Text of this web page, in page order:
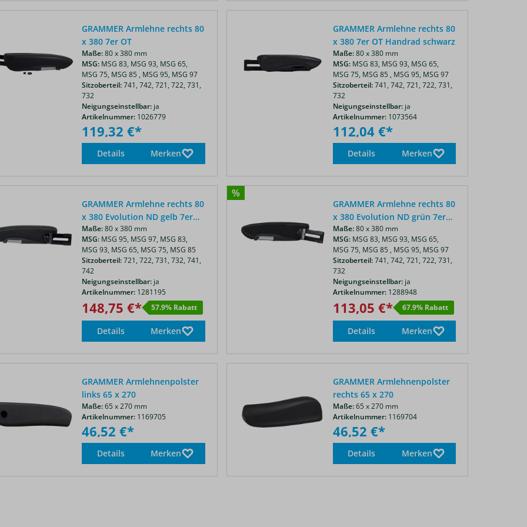
GRAMMER Armlehne rechts 80
x 380 7er OT
Maße:80 x 380 mm
MSG: MSG 83, MSG 93, MSG 65,
MSG 75, MSG 85 , MSG 95, MSG 97
Sitzoberteil:741, 742, 721, 722, 731,
732
Neigungseinstellbar: ja
Artikelnummer: 1026779
119,32 €*
Details Merken
GRAMMER Armlehne rechts 80
x 380 7er OT Handrad schwarz
Maße: 80 x 380 mm
MSG: MSG 83, MSG 93, MSG 65,
MSG 75, MSG 85 , MSG 95, MSG 97
Sitzoberteil: 741, 742, 721, 722, 731,
732
Neigungseinstellbar: ja
Artikelnummer: 1073564
112,04 €*
Details Merken
GRAMMER Armlehne rechts 80
x 380 Evolution ND gelb 7er
OT
Maße:80 x 380 mm
MSG: MSG 95, MSG 97, MSG 83,
MSG 93, MSG 65, MSG 75, MSG 85
Sitzoberteil:721, 722, 731, 732, 741,
742
Neigungseinstellbar: ja
Artikelnummer: 1281195
148,75 €* 57.9% Rabatt
Details Merken
%
GRAMMER Armlehne rechts 80
x 380 Evolution ND grün 7er
OT
Maße: 80 x 380 mm
MSG: MSG 83, MSG 93, MSG 65,
MSG 75, MSG 85 , MSG 95, MSG 97
Sitzoberteil: 741, 742, 721, 722, 731,
732
Neigungseinstellbar: ja
Artikelnummer: 1288948
113,05 €* 67.9% Rabatt
Details Merken
GRAMMER Armlehnenpolster
links 65 x 270
Maße:65 x 270 mm
Artikelnummer: 1169705
46,52 €*
Details Merken
GRAMMER Armlehnenpolster
rechts 65 x 270
Maße: 65 x 270 mm
Artikelnummer: 1169704
46,52 €*
Details Merken